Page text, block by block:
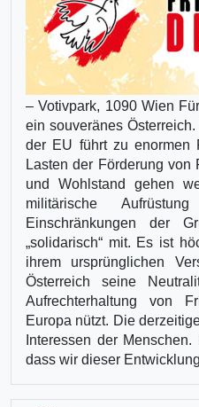
– Votivpark, 1090 Wien
ein souveränes
der EU führt zu enormen
Lasten der Förderung
und Wohlstand gehen
militärische
Einschränkungen der
„solidarisch“ mit. Es ist
ihrem ursprünglichen
Österreich seine
Aufrechterhaltung von
Europa nützt. Die
Interessen der
dass wir dieser